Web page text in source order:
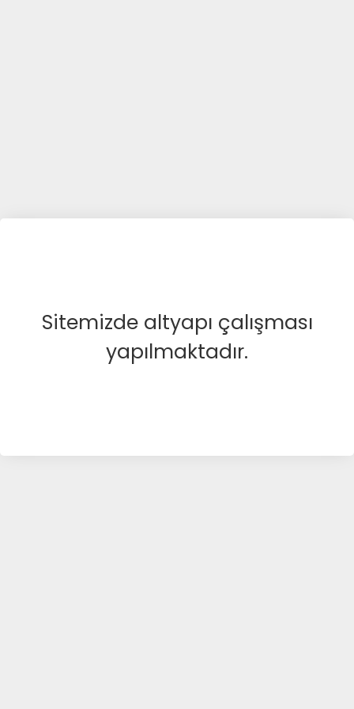
Sitemizde altyapı çalışması
yapılmaktadır.